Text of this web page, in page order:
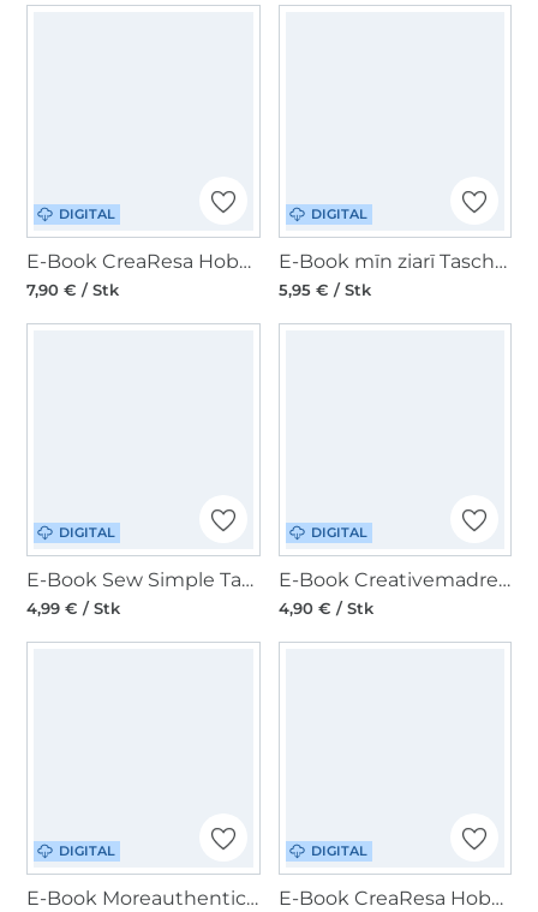
DIGITAL
E-Book CreaResa Hobo Bag Resa Pro
7,90 € / Stk
DIGITAL
E-Book mīn ziarī Tasche MondT(o)ur
5,95 € / Stk
DIGITAL
E-Book Sew Simple Tasche Elektra
4,99 € / Stk
DIGITAL
E-Book Creativemadre Tasche Anesa
4,90 € / Stk
DIGITAL
E-Book Moreauthentic Hobo Bag Rosie
DIGITAL
E-Book CreaResa Hobo Bag Resa Basic